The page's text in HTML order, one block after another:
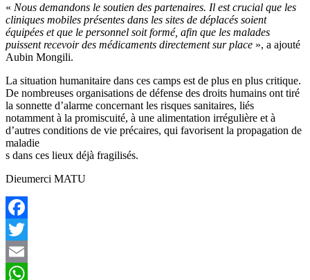
« Nous demandons le soutien des partenaires. Il est crucial que les
cliniques mobiles présentes dans les sites de déplacés soient
équipées et que le personnel soit formé, afin que les malades
puissent recevoir des médicaments directement sur place », a ajouté
Aubin Mongili.
La situation humanitaire dans ces camps est de plus en plus critique.
De nombreuses organisations de défense des droits humains ont tiré
la sonnette d’alarme concernant les risques sanitaires, liés
notamment à la promiscuité, à une alimentation irrégulière et à
d’autres conditions de vie précaires, qui favorisent la propagation de
maladie
s dans ces lieux déjà fragilisés.
Dieumerci MATU
Facebook
Twitter
Email